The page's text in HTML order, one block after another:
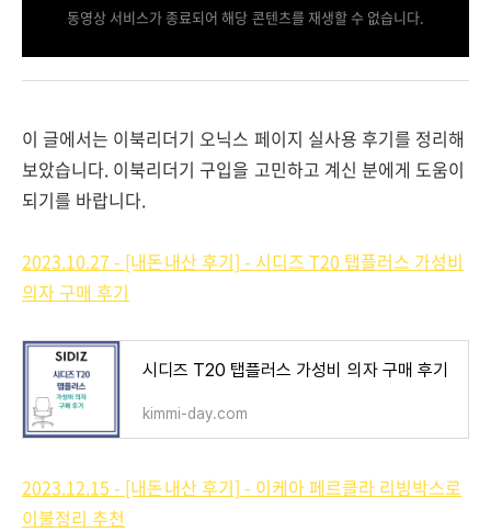
동영상 서비스가 종료되어 해당 콘텐츠를 재생할 수 없습니다.
이 글에서는 이북리더기 오닉스 페이지 실사용 후기를 정리해
보았습니다. 이북리더기 구입을 고민하고 계신 분에게 도움이
되기를 바랍니다.
2023.10.27 - [내돈내산 후기] - 시디즈 T20 탭플러스 가성비
의자 구매 후기
시디즈 T20 탭플러스 가성비 의자 구매 후기
kimmi-day.com
2023.12.15 - [내돈내산 후기] - 이케아 페르클라 리빙박스로
이불정리 추천